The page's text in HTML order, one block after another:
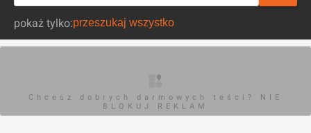
pokaż tylko:
Chcesz dobrych darmowych teści? NIE
BLOKUJ REKLAM